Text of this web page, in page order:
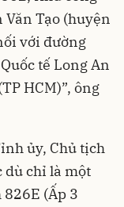
Tạo (huyện
với đường
tế Long An
HCM)”, ông
ủy, Chủ tịch
dù chỉ là một
(Ấp 3